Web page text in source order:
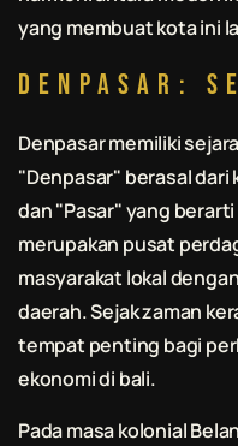
yang membuat kota ini
Denpasar:
Denpasar memiliki
"Denpasar" berasal
dan "Pasar" yang
merupakan pusat
masyarakat lokal
daerah. Sejak zaman
tempat penting bagi
ekonomi di bali.
Pada masa kolonial